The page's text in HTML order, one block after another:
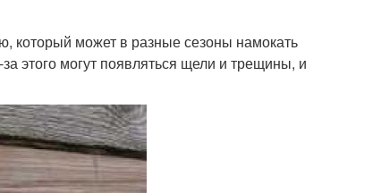
который может в разные сезоны намокать
этого могут появляться щели и трещины, и